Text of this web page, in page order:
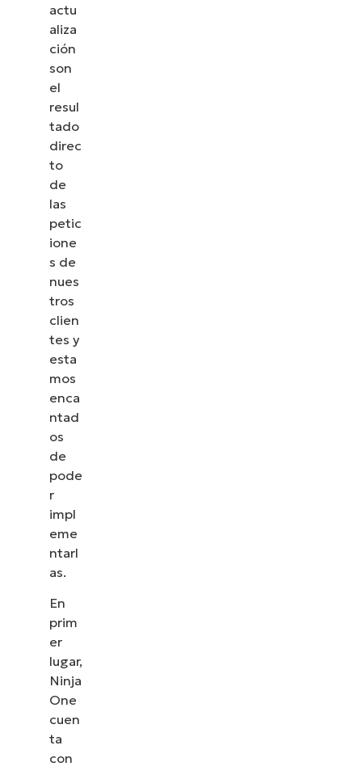
actu
aliza
ción
son
el
resul
tado
direc
to
de
las
petic
ione
s de
nues
tros
clien
tes y
esta
mos
enca
ntad
os
de
pode
r
impl
eme
ntarl
as.
En
prim
er
lugar,
Ninja
One
cuen
ta
con